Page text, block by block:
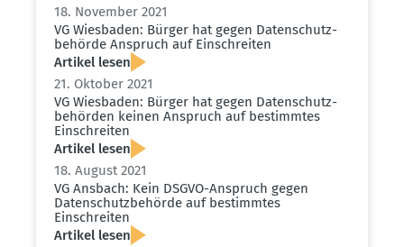
18. November 2021
VG Wiesbaden: Bürger hat gegen Daten­schutz­
be­hörde Anspruch auf Einschreiten
Artikel lesen
21. Oktober 2021
VG Wiesbaden: Bürger hat gegen Daten­schutz­
be­hörden keinen Anspruch auf bestimmtes
Einschreiten
Artikel lesen
18. August 2021
VG Ansbach: Kein DSGVO-Anspruch gegen
Daten­schutz­be­hörde auf bestimmtes
Einschreiten
Artikel lesen